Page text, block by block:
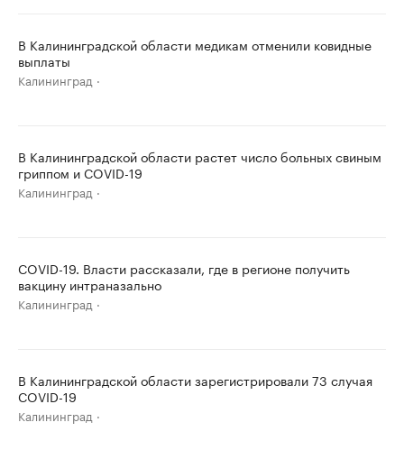
В Калининградской области медикам отменили ковидные
выплаты
Калининград
В Калининградской области растет число больных свиным
гриппом и COVID-19
Калининград
COVID-19. Власти рассказали, где в регионе получить
вакцину интраназально
Калининград
В Калининградской области зарегистрировали 73 случая
COVID-19
Калининград